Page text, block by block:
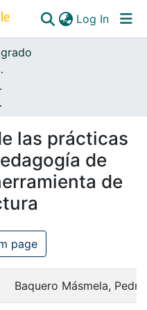
Log In
a la lectura
las prácticas
de
de
page
Baquero Másmela, Pedro